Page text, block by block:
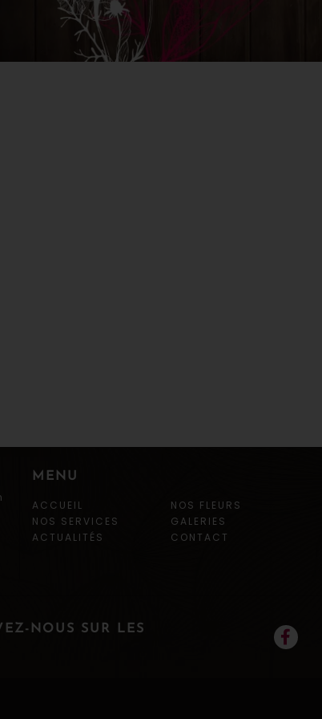
MENU
ACCUEIL
NOS FLEURS
NOS SERVICES
GALERIES
ACTUALITÉS
CONTACT
NOUS SUR LES